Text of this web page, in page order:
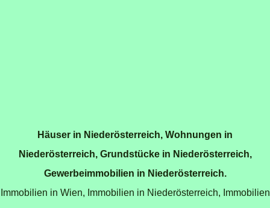
Häuser in Niederösterreich, Wohnungen in
Niederösterreich, Grundstücke in Niederösterreich,
Gewerbeimmobilien in Niederösterreich.
Immobilien in Wien, Immobilien in Niederösterreich, Immobilien